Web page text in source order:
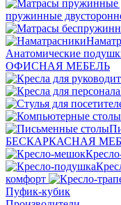
пружинные
Анатомические
ОФИСНАЯ МЕБЕЛЬ
БЕСКАРКАСНАЯ
комфорт
Пуфик-кубик